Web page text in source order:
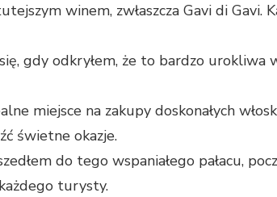
winem, zwłaszcza Gavi di
gdy odkryłem, że to bardzo urokliwa
miejsce na zakupy doskonałych
świetne okazje.
do tego wspaniałego pałacu,
turysty.